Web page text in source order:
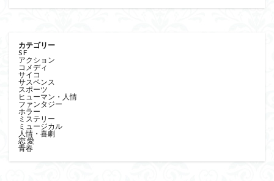
カテゴリー
S F
アクション
コメディ
サイコ
サスペンス
スポーツ
ヒューマン・人情
ファンタジー
ホラー
ミステリー
ミュージカル
人情・喜劇
恋 愛
青春